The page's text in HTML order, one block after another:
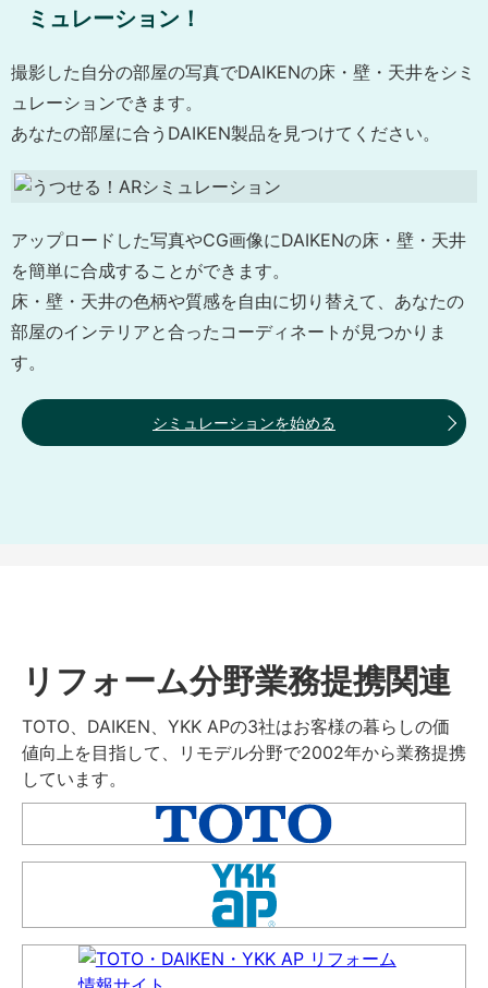
ミュレーション！
撮影した自分の部屋の写真でDAIKENの床・壁・天井をシミ
ュレーションできます。
あなたの部屋に合うDAIKEN製品を見つけてください。
アップロードした写真やCG画像にDAIKENの床・壁・天井
を簡単に合成することができます。
床・壁・天井の色柄や質感を自由に切り替えて、あなたの
部屋のインテリアと合ったコーディネートが見つかりま
す。
シミュレーションを始める
リフォーム分野業務提携関連
TOTO、DAIKEN、YKK APの3社はお客様の暮らしの価
値向上を目指して、リモデル分野で2002年から業務提携
しています。